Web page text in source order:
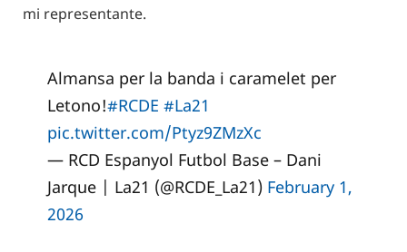
mi representante.
Almansa per la banda i caramelet per
Letono!#RCDE #La21
pic.twitter.com/Ptyz9ZMzXc
— RCD Espanyol Futbol Base – Dani
Jarque | La21 (@RCDE_La21) February 1,
2026